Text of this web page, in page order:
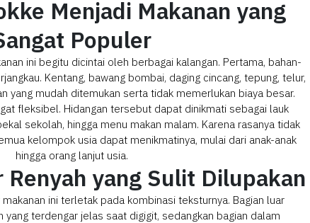
Menjadi Makanan yang
Populer
ini begitu dicintai oleh berbagai kalangan. Pertama, bahan-
Kentang, bawang bombai, daging cincang, tepung, telur,
yang mudah ditemukan serta tidak memerlukan biaya besar.
fleksibel. Hidangan tersebut dapat dinikmati sebagai lauk
sekolah, hingga menu makan malam. Karena rasanya tidak
kelompok usia dapat menikmatinya, mulai dari anak-anak
hingga orang lanjut usia.
Renyah yang Sulit Dilupakan
ini terletak pada kombinasi teksturnya. Bagian luar
yang terdengar jelas saat digigit, sedangkan bagian dalam